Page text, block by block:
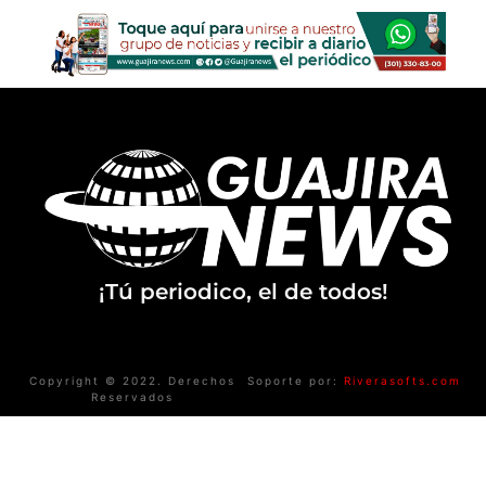
¡Tú periodico, el de todos!
Copyright © 2022. Derechos
Reservados
Soporte por: Riverasofts.com